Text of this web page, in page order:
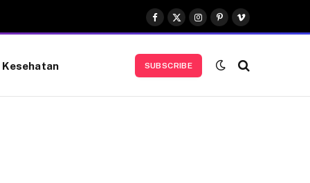
Facebook
X
(Twitter)
Instagram
Pinterest
Vimeo
Kesehatan SUBSCRIBE